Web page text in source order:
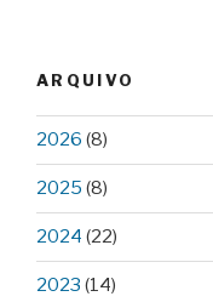
ARQUIVO
2026 (8)
2025 (8)
2024 (22)
2023 (14)